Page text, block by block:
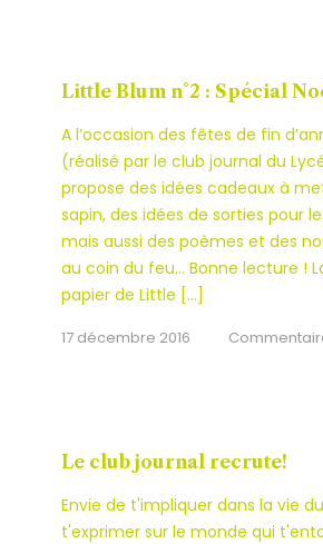
Little Blum n°2 : Spécial
A l’occasion des fêtes de fin
(réalisé par le club journal du
propose des idées cadeaux à
sapin, des idées de sorties pour
mais aussi des poèmes et des
au coin du feu… Bonne lecture !
papier de Little […]
17 décembre 2016
Le club journal recrute!
Envie de t'impliquer dans la vie
t'exprimer sur le monde qui